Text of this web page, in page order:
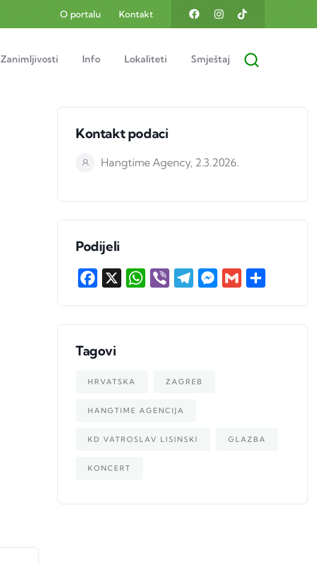
O portalu Kontakt
Zanimljivosti Info Lokaliteti Smještaj
Kontakt podaci
Hangtime Agency, 2.3.2026.
Podijeli
Facebook
X WhatsApp
ViberTelegram
Messenger
Gmail
Tagovi
HRVATSKA ZAGREB
HANGTIME AGENCIJA
KD VATROSLAV LISINSKI GLAZBA
KONCERT